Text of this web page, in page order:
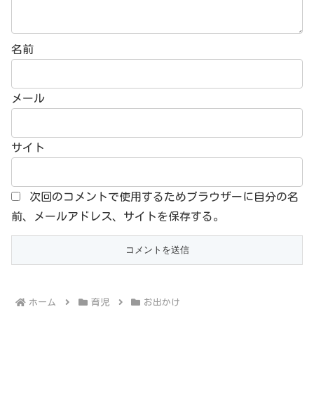
名前
メール
サイト
次回のコメントで使用するためブラウザーに自分の名
前、メールアドレス、サイトを保存する。
ホーム 育児 お出かけ